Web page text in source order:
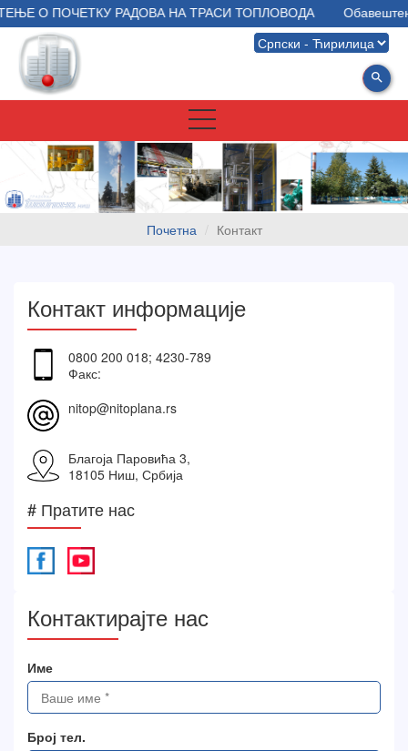
О ПОЧЕТКУ РАДОВА НА ТРАСИ ТОПЛОВОДА
search
Почетна Контакт
Контакт информације
0800 200 018; 4230-789
Факс:
nitop@nitoplana.rs
Благоја Паровића 3,
18105 Ниш, Србија
# Пратите нас
Контактирајте нас
Име
Број тел.